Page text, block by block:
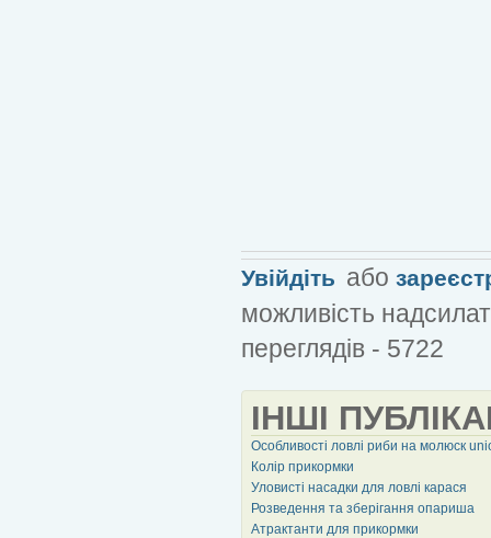
Увійдіть або
можливість
переглядів - 5722
ІНШІ
Особливості ловлі риби на молюск
Колір прикормки
Уловисті насадки для ловлі карася
Розведення та зберігання опариша
Атрактанти для прикормки